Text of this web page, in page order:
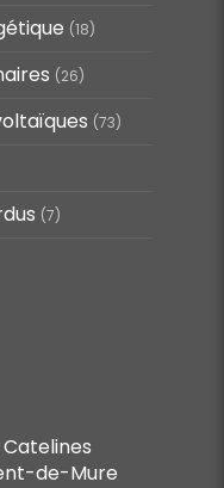
(18)
(26)
(73)
(7)
de-Mure